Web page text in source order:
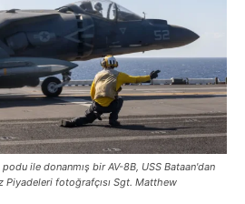
ile donanmış bir AV-8B, USS Bataan'dan
Piyadeleri fotoğrafçısı Sgt. Matthew